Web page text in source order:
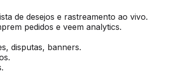
de desejos e rastreamento ao vivo.
pedidos e veem analytics.
disputas, banners.